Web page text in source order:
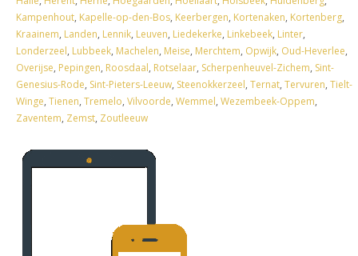
Kampenhout, Kapelle-op-den-Bos, Keerbergen, Kortenaken, Kortenberg,
Kraainem, Landen, Lennik, Leuven, Liedekerke, Linkebeek, Linter,
Londerzeel, Lubbeek, Machelen, Meise, Merchtem, Opwijk, Oud-Heverlee,
Overijse, Pepingen, Roosdaal, Rotselaar, Scherpenheuvel-Zichem, Sint-
Genesius-Rode, Sint-Pieters-Leeuw, Steenokkerzeel, Ternat, Tervuren, Tielt-
Winge, Tienen, Tremelo, Vilvoorde, Wemmel, Wezembeek-Oppem,
Zaventem, Zemst, Zoutleeuw